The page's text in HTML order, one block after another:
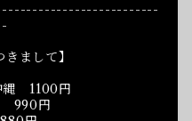
きまして】
縄 1100円
990円